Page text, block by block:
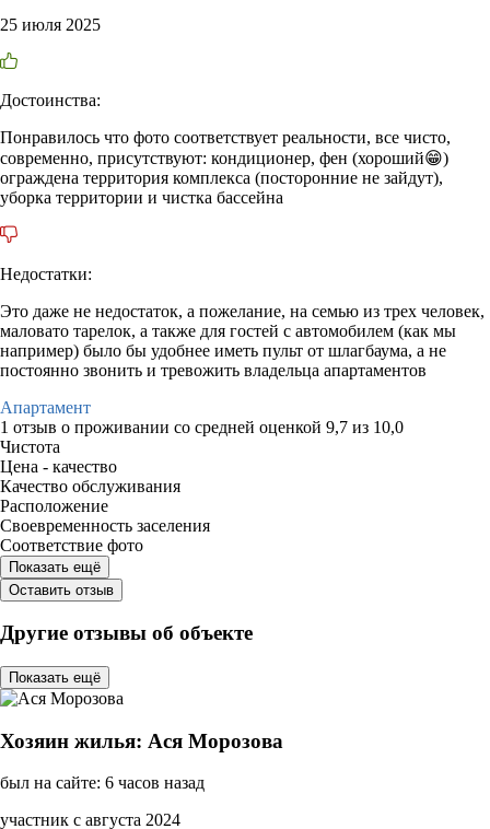
25 июля 2025
Достоинства:
Понравилось что фото соответствует реальности, все чисто,
современно, присутствуют: кондиционер, фен (хороший😁)
ограждена территория комплекса (посторонние не зайдут),
уборка территории и чистка бассейна
Недостатки:
Это даже не недостаток, а пожелание, на семью из трех человек,
маловато тарелок, а также для гостей с автомобилем (как мы
например) было бы удобнее иметь пульт от шлагбаума, а не
постоянно звонить и тревожить владельца апартаментов
Апартамент
1 отзыв о проживании со средней оценкой 9,7 из 10,0
Чистота
Цена - качество
Качество обслуживания
Расположение
Своевременность заселения
Соответствие фото
Показать ещё
Оставить отзыв
Другие отзывы об объекте
Показать ещё
Хозяин жилья: Ася Морозова
был на сайте: 6 часов назад
участник с августа 2024